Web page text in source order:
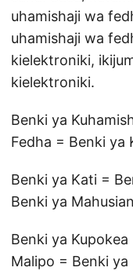
uhamishaji wa
uhamishaji wa
kielektroniki,
kielektroniki.
Benki ya
Fedha = Benki ya
Benki ya Kati =
Benki ya
Benki ya
Malipo = Benki ya